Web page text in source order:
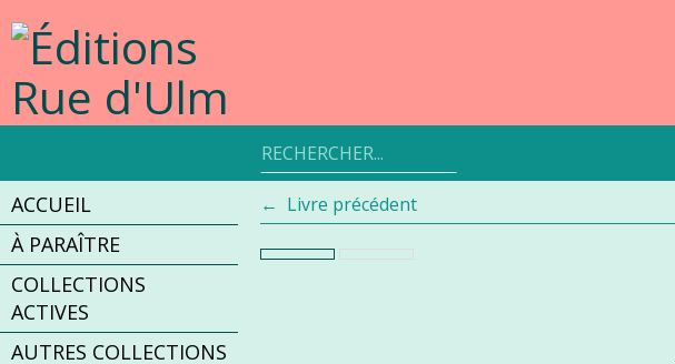
au
contenu
Rechercher
un
produit
ACCUEIL
À PARAÎTRE
COLLECTIONS
ACTIVES
AUTRES COLLECTIONS
Livre précédent